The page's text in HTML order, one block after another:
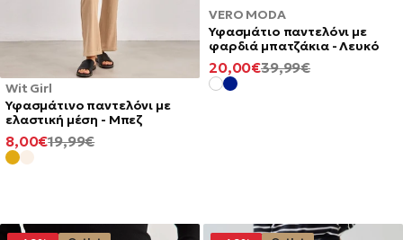
Wit Girl
Υφασμάτινο παντελόνι με
ελαστική μέση - Μπεζ
ΚΑΝΟΝΙΚΉ
19,99€
ΕΛΆΧΙΣΤΗ
ΤΙΜΉ
8,00€
VERO MODA
Υφασμάτιο παντελόνι με
φαρδιά μπατζάκια - Λευκό
ΚΑΝΟΝΙΚΉ
39,99€
ΕΛΆΧΙΣΤΗ
ΤΙΜΉ
20,00€